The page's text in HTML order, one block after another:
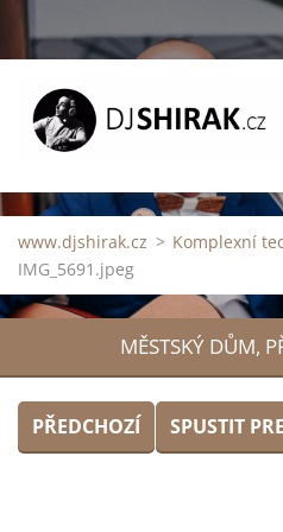
www.djshirak.cz > Komplexní
IMG_5691.jpeg
MĚSTSKÝ DŮM,
PŘEDCHOZÍ SPUSTIT